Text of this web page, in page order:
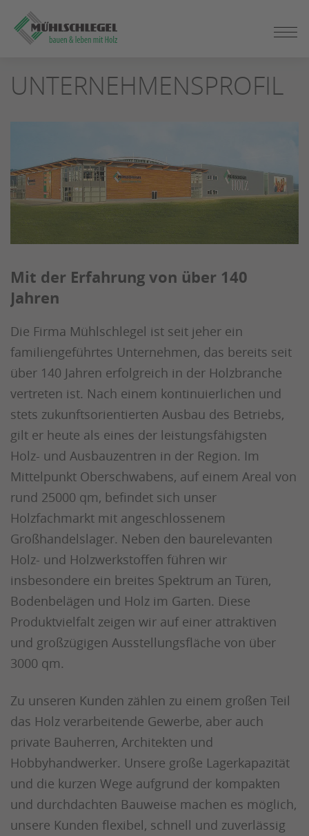
ZUM
SEITENINHALT
SPRINGEN
UNTERNEHMENSPROFIL
Mit der Erfahrung von über 140
Jahren
Die Firma Mühlschlegel ist seit jeher ein
familiengeführtes Unternehmen, das bereits seit
über 140 Jahren erfolgreich in der Holzbranche
vertreten ist. Nach einem kontinuierlichen und
stets zukunftsorientierten Ausbau des Betriebs,
gilt er heute als eines der leistungsfähigsten
Holz- und Ausbauzentren in der Region. Im
Mittelpunkt Oberschwabens, auf einem Areal von
rund 25000 qm, befindet sich unser
Holzfachmarkt mit angeschlossenem
Großhandelslager. Neben den baurelevanten
Holz- und Holzwerkstoffen führen wir
insbesondere ein breites Spektrum an Türen,
Bodenbelägen und Holz im Garten. Diese
Produktvielfalt zeigen wir auf einer attraktiven
und großzügigen Ausstellungsfläche von über
3000 qm.
Zu unseren Kunden zählen zu einem großen Teil
das Holz verarbeitende Gewerbe, aber auch
private Bauherren, Architekten und
Hobbyhandwerker. Unsere große Lagerkapazität
und die kurzen Wege aufgrund der kompakten
und durchdachten Bauweise machen es möglich,
unsere Kunden flexibel, schnell und zuverlässig